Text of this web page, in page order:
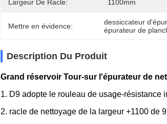
Largeur De Racle: 1100mm
Mettre en évidence: dessiccateur
épurateur de
Description Du Produit
Grand réservoir Tour-sur l'épurateur de
1. D9 adopte le rouleau de usage-résistance
2. racle de nettoyage de la largeur +1100 de